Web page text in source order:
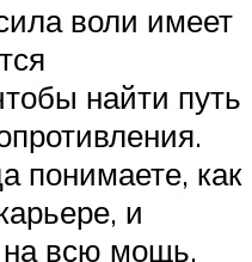
воли имеет
найти путь
понимаете, как
и
на всю мощь,